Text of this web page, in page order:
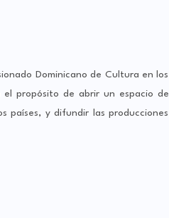
Dominicano de Cultura en los
el propósito de abrir un espacio de
países, y difundir las producciones